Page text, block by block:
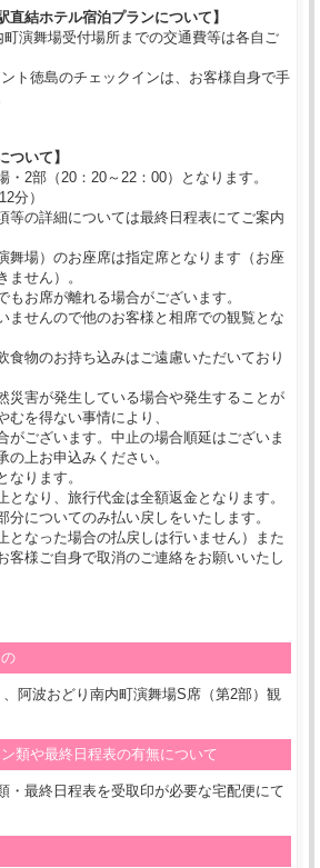
直結ホテル宿泊プランについて】
演舞場受付場所までの交通費等は各自ご
ト徳島のチェックインは、お客様自身で手
ついて】
・2部（20：20～22：00）となります。
分）
等の詳細については最終日程表にてご案内
舞場）のお座席は指定席となります（お座
ません）。
もお席が離れる場合がございます。
ませんので他のお客様と相席での観覧とな
食物のお持ち込みはご遠慮いただいており
災害が発生している場合や発生することが
を得ない事情により、
がございます。中止の場合順延はございま
上お申込みください。
なります。
となり、旅行代金は全額返金となります。
分についてのみ払い戻しをいたします。
となった場合の払戻しは行いません）また
客様ご自身で取消のご連絡をお願いいたし
阿波おどり南内町演舞場S席（第2部）観
類や最終日程表の有無について
・最終日程表を受取印が必要な宅配便にて